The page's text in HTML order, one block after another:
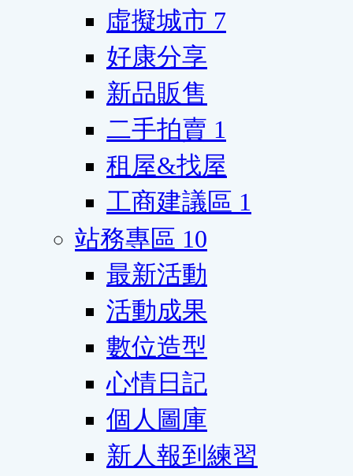
虛擬城市 7
好康分享
新品販售
二手拍賣 1
租屋&找屋
工商建議區 1
站務專區 10
最新活動
活動成果
數位造型
心情日記
個人圖庫
新人報到練習